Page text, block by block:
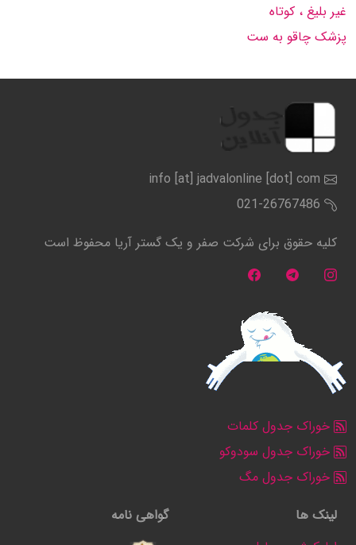
غیر بلیغ ، کوتاه
پزشک چاقو به ست
info [at] jadvalonline [dot] com
021-26767486
کلیه حقوق برای شرکت صفر و یک گستر آریا محفوظ است
خوراک جدول کلمات
خوراک جدول سودوکو
خوراک جدول مگ
لینک ها
گواهی نامه